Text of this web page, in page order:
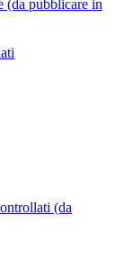
(da pubblicare in
(da